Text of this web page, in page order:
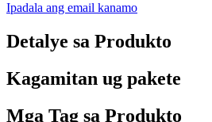
Ipadala ang email kanamo
Detalye sa Produkto
Kagamitan ug pakete
Mga Tag sa Produkto